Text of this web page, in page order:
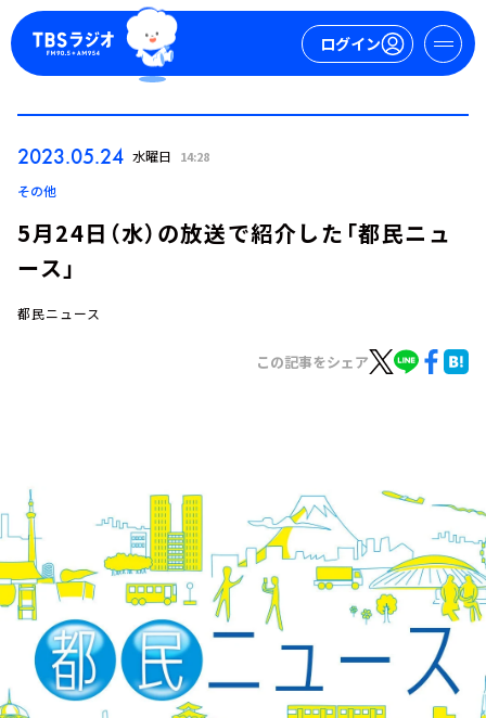
ログイン
イベント・グッズ
YouTube
会社情報
2023.05.24 水曜日 14:28
その他
5月24日（水）の放送で紹介した「都民ニュ
ース」
都民ニュース
この記事をシェア